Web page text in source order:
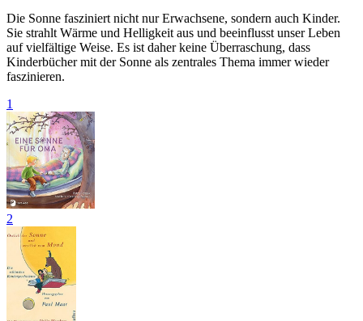
Die Sonne fasziniert nicht nur Erwachsene, sondern auch Kinder.
Sie strahlt Wärme und Helligkeit aus und beeinflusst unser Leben
auf vielfältige Weise. Es ist daher keine Überraschung, dass
Kinderbücher mit der Sonne als zentrales Thema immer wieder
faszinieren.
1
2